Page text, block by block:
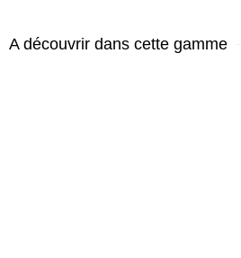
A découvrir dans cette gamme